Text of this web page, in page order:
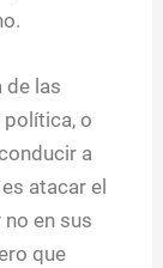
de las
o
a
atacar el
en sus
que